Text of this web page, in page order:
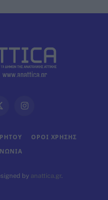
X
Instagram
ΟΡΟΙ ΧΡΗΣΗΣ
by anattica.gr.